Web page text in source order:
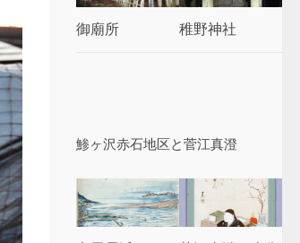
御廟所 稚野神社
鯵ヶ沢赤石地区と菅江真澄